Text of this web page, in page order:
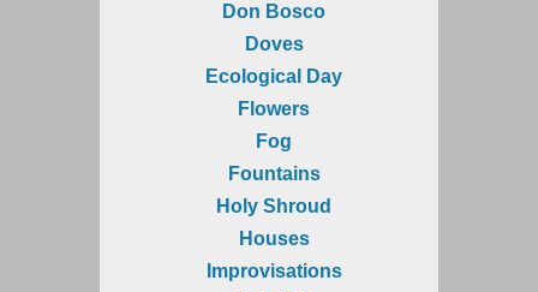
Don Bosco
Doves
Ecological Day
Flowers
Fog
Fountains
Holy Shroud
Houses
Improvisations